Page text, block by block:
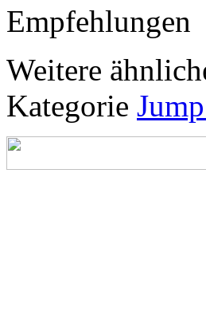
Empfehlungen
Weitere
Kategorie